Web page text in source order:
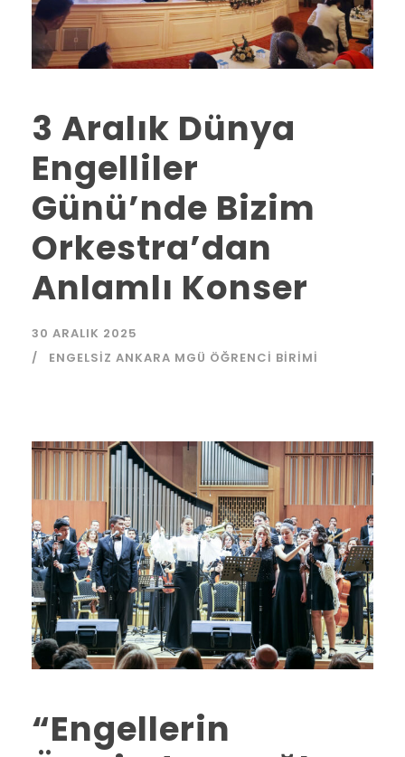
3 Aralık Dünya
Engelliler
Günü’nde Bizim
Orkestra’dan
Anlamlı Konser
30 ARALIK 2025
ENGELSIZ ANKARA MGÜ ÖĞRENCI BIRIMI
“Engellerin